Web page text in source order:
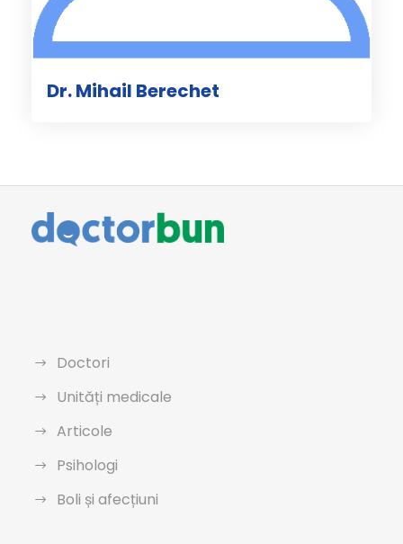
Dr. Mihail Berechet
Doctori
Unități medicale
Articole
Psihologi
Boli și afecțiuni